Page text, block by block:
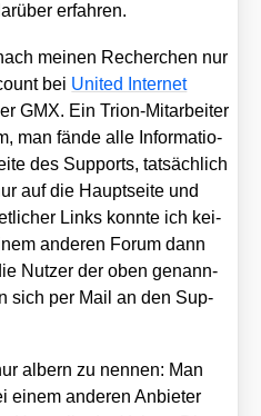
erfah­ren.
mei­nen Recher­chen nur
bei United Inter­net
GMX. Ein Tri­on-Mit­ar­bei­ter
man fän­de alle Infor­ma­tio­
des Sup­ports, tat­säch­lich
auf die Haupt­sei­te und
Links konn­te ich kei­
ande­ren Forum dann
Nut­zer der oben genann­
sich per Mail an den Sup­
albern zu nen­nen: Man
einem ande­ren Anbie­ter